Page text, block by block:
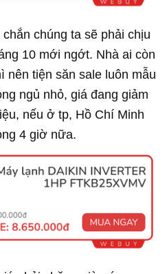
chúng ta sẽ phải chịu
10 mới ngớt. Nhà ai còn
nên tiện săn sale luôn mẫu
ngủ nhỏ, giá đang giảm
nếu ở tp, Hồ Chí Minh
4 giờ nữa.